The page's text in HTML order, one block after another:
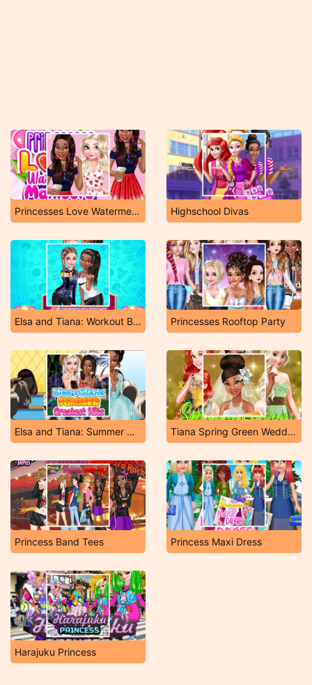
Princesses Love Watermelon Manicure Highschool Divas
Elsa and Tiana: Workout Buddies Princesses Rooftop Party
Elsa and Tiana: Summer Greatest Hits Tiana Spring Green Wedding
Princess Band Tees Princess Maxi Dress
Harajuku Princess